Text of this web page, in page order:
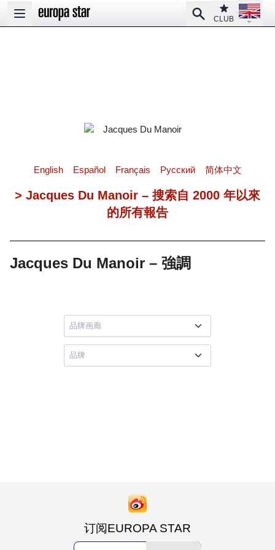
Open main menu
SearchClub
CLUB
Open
English Español Français Pусский 简体中文
> Jacques Du Manoir – 搜索自 2000 年以來
的所有報告
Jacques Du Manoir – 強調
订阅EUROPA STAR